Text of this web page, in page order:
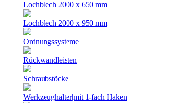
Lochblech 2000 x 650 mm
Lochblech 2000 x 950 mm
Ordnungssysteme
Rückwandleisten
Schraubstöcke
Werkzeughalter|mit 1-fach Haken